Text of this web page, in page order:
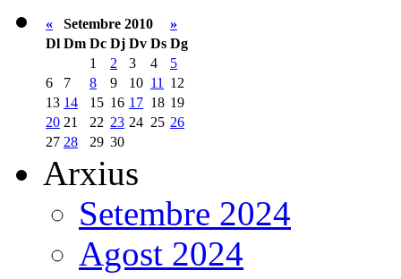
« Setembre 2010
»
Dl Dm Dc Dj Dv Ds Dg
1
2 3 4
5
6
7 8 9 10 11
12
13 14 15 16 17 18 19
20 21 22 23 24 25 26
27 28 29 30
Arxius
Setembre 2024
Agost 2024